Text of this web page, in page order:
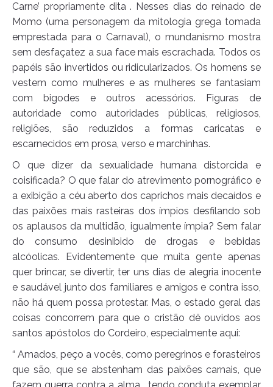
Carne’ propriamente dita . Nesses dias do reinado de
Momo (uma personagem da mitologia grega tomada
emprestada para o Carnaval), o mundanismo mostra
sem desfaçatez a sua face mais escrachada. Todos os
papéis são invertidos ou ridicularizados. Os homens se
vestem como mulheres e as mulheres se fantasiam
com bigodes e outros acessórios. Figuras de
autoridade como autoridades públicas, religiosos,
religiões, são reduzidos a formas caricatas e
escarnecidos em prosa, verso e marchinhas.
O que dizer da sexualidade humana distorcida e
coisificada? O que falar do atrevimento pornográfico e
a exibição a céu aberto dos caprichos mais decaídos e
das paixões mais rasteiras dos ímpios desfilando sob
os aplausos da multidão, igualmente ímpia? Sem falar
do consumo desinibido de drogas e bebidas
alcóolicas. Evidentemente que muita gente apenas
quer brincar, se divertir, ter uns dias de alegria inocente
e saudável junto dos familiares e amigos e contra isso,
não há quem possa protestar. Mas, o estado geral das
coisas concorrem para que o cristão dê ouvidos aos
santos apóstolos do Cordeiro, especialmente aqui:
“ Amados, peço a vocês, como peregrinos e forasteiros
que são, que se abstenham das paixões carnais, que